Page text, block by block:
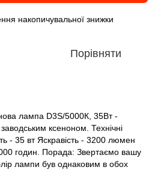
накопичувальної знижки
Порівняти
лампа D3S/5000К, 35Вт -
ксеноном. Технічні
- 35 вт Яскравість - 3200 люмен
годин. Порада: Звертаємо вашу
лампи був однаковим в обох